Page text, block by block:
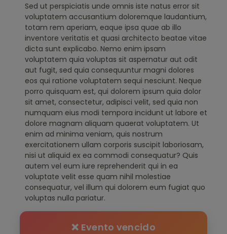
Sed ut perspiciatis unde omnis iste natus error sit
voluptatem accusantium doloremque laudantium,
totam rem aperiam, eaque ipsa quae ab illo
inventore veritatis et quasi architecto beatae vitae
dicta sunt explicabo. Nemo enim ipsam
voluptatem quia voluptas sit aspernatur aut odit
aut fugit, sed quia consequuntur magni dolores
eos qui ratione voluptatem sequi nesciunt. Neque
porro quisquam est, qui dolorem ipsum quia dolor
sit amet, consectetur, adipisci velit, sed quia non
numquam eius modi tempora incidunt ut labore et
dolore magnam aliquam quaerat voluptatem. Ut
enim ad minima veniam, quis nostrum
exercitationem ullam corporis suscipit laboriosam,
nisi ut aliquid ex ea commodi consequatur? Quis
autem vel eum iure reprehenderit qui in ea
voluptate velit esse quam nihil molestiae
consequatur, vel illum qui dolorem eum fugiat quo
voluptas nulla pariatur.
❌ Evento vencido